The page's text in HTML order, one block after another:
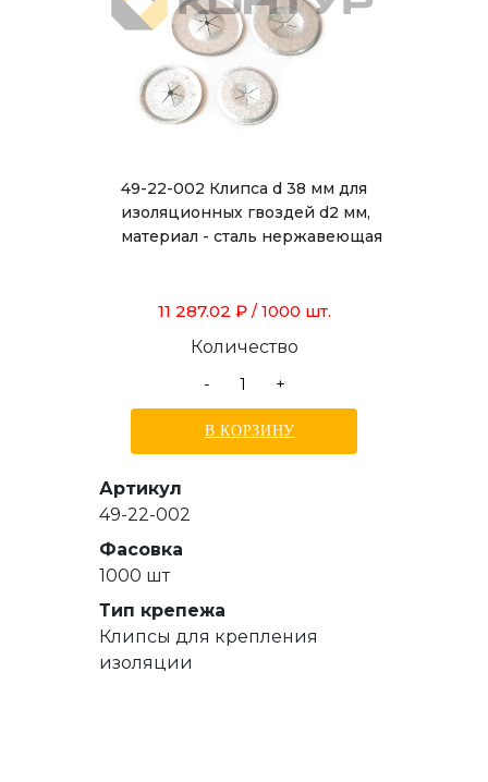
49-22-002 Клипса d 38 мм для
изоляционных гвоздей d2 мм,
материал - сталь нержавеющая
11 287.02 ₽ / 1000 шт.
Количество
-
+
В КОРЗИНУ
Артикул
49-22-002
Фасовка
1000 шт
Тип крепежа
Клипсы для крепления
изоляции